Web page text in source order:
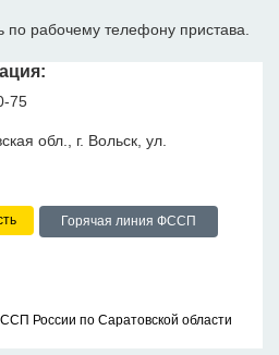
рабочему телефону пристава.
75
обл., г. Вольск, ул.
Горячая линия ФССП
России по Саратовской области